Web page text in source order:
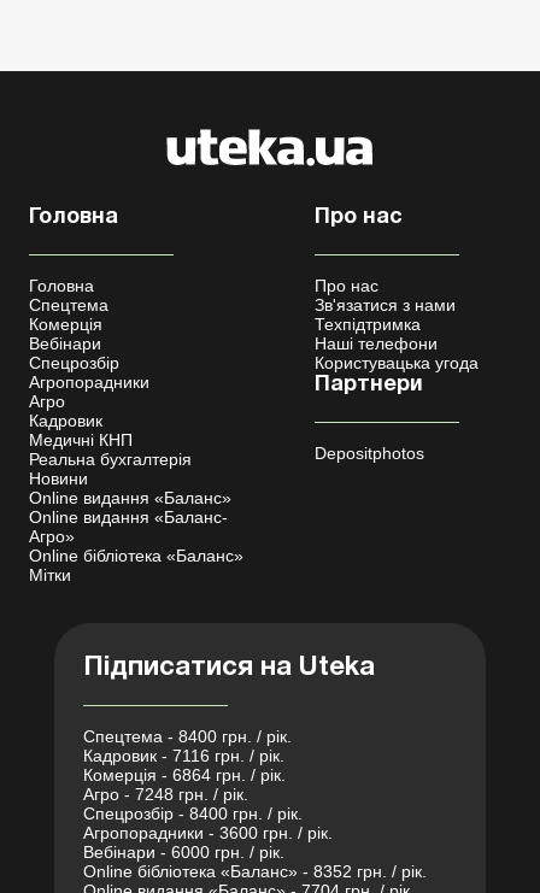
Головна
Головна
Спецтема
Комерція
Вебінари
Спецрозбір
Агропорадники
Агро
Кадровик
Медичні КНП
Реальна бухгалтерія
Новини
Online видання «Баланс»
Online видання «Баланс-
Агро»
Online бібліотека «Баланс»
Мітки
Про нас
Про нас
Зв'язатися з нами
Техпідтримка
Наші телефони
Користувацька угода
Партнери
Depositphotos
Підписатися на Uteka
Спецтема - 8400 грн. / рік.
Кадровик - 7116 грн. / рік.
Комерція - 6864 грн. / рік.
Агро - 7248 грн. / рік.
Спецрозбір - 8400 грн. / рік.
Агропорадники - 3600 грн. / рік.
Вебінари - 6000 грн. / рік.
Online бібліотека «Баланс» - 8352 грн. / рік.